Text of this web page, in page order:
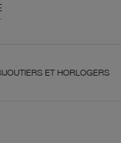
ET HORLOGERS